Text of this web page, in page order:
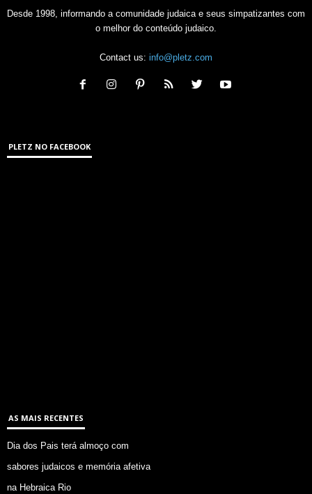
Desde 1998, informando a comunidade judaica e seus simpatizantes com
o melhor do conteúdo judaico.
Contact us: info@pletz.com
PLETZ NO FACEBOOK
AS MAIS RECENTES
Dia dos Pais terá almoço com
sabores judaicos e memória afetiva
na Hebraica Rio